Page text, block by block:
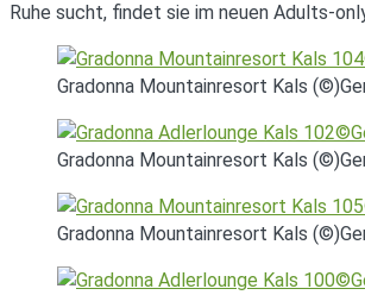
Ruhe sucht, findet sie im neuen Adults-
Gradonna Mountainresort Kals
Gradonna Mountainresort Kals
Gradonna Mountainresort Kals